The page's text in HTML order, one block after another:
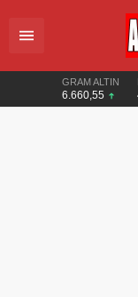
GRAM ALTIN
6.660,55